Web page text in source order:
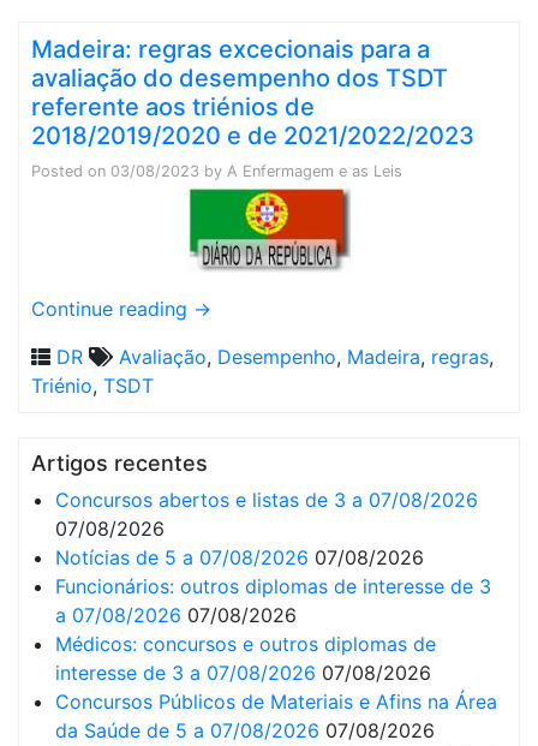
Madeira: regras excecionais para a
avaliação do desempenho dos TSDT
referente aos triénios de
2018/2019/2020 e de 2021/2022/2023
Posted on 03/08/2023 by A Enfermagem e as Leis
Continue reading →
DR
Avaliação, Desempenho, Madeira, regras,
Triénio, TSDT
Artigos recentes
Concursos abertos e listas de 3 a 07/08/2026
07/08/2026
Notícias de 5 a 07/08/2026 07/08/2026
Funcionários: outros diplomas de interesse de 3
a 07/08/2026 07/08/2026
Médicos: concursos e outros diplomas de
interesse de 3 a 07/08/2026 07/08/2026
Concursos Públicos de Materiais e Afins na Área
da Saúde de 5 a 07/08/2026 07/08/2026